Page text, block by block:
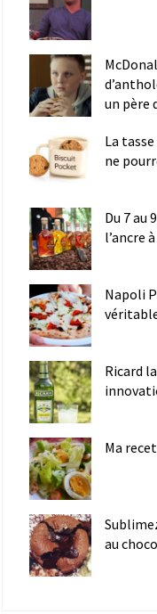
un père
La
ne
Du 7 au
l’ancre
Napoli
Ricard
Ma
au